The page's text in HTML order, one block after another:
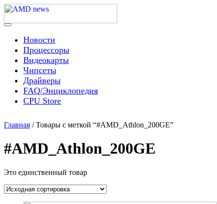
Skip
content
AMD news
Menu
Новости
Процессоры
Видеокарты
Чипсеты
Драйверы
FAQ/Энциклопедия
CPU Store
Главная / Товары с меткой “#AMD_Athlon_200GE”
#AMD_Athlon_200GE
Это единственный товар